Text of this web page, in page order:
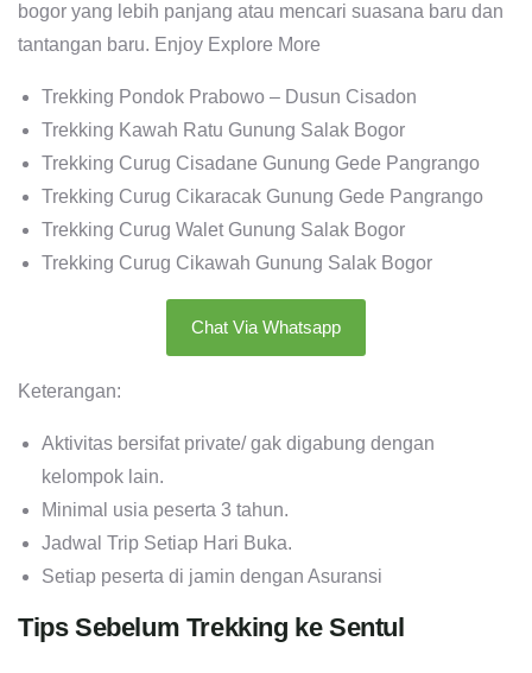
bogor yang lebih panjang atau mencari suasana baru dan
tantangan baru. Enjoy Explore More
Trekking Pondok Prabowo – Dusun Cisadon
Trekking Kawah Ratu Gunung Salak Bogor
Trekking Curug Cisadane Gunung Gede Pangrango
Trekking Curug Cikaracak Gunung Gede Pangrango
Trekking Curug Walet Gunung Salak Bogor
Trekking Curug Cikawah Gunung Salak Bogor
Chat Via Whatsapp
Keterangan:
Aktivitas bersifat private/ gak digabung dengan
kelompok lain.
Minimal usia peserta 3 tahun.
Jadwal Trip Setiap Hari Buka.
Setiap peserta di jamin dengan Asuransi
Tips Sebelum Trekking ke Sentul